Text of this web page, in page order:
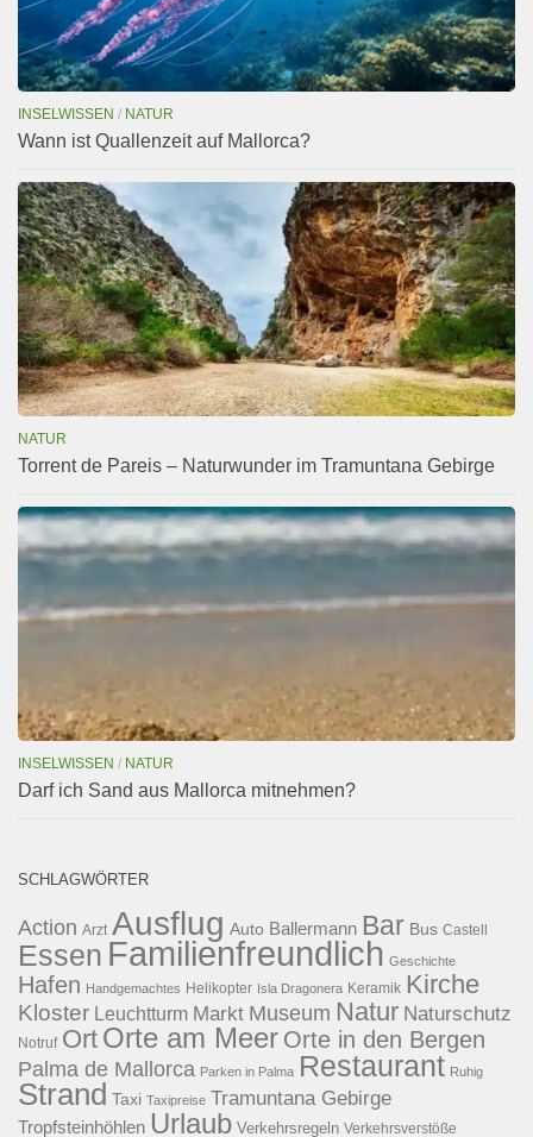
INSELWISSEN / NATUR
Wann ist Quallenzeit auf Mallorca?
NATUR
Torrent de Pareis – Naturwunder im Tramuntana Gebirge
INSELWISSEN / NATUR
Darf ich Sand aus Mallorca mitnehmen?
SCHLAGWÖRTER
Action Arzt Ausflug Auto Ballermann Bar Bus Castell
Essen Familienfreundlich Geschichte
Hafen Handgemachtes Helikopter Isla Dragonera Keramik Kirche
Kloster Leuchtturm Markt Museum Natur Naturschutz
Notruf Ort Orte am Meer Orte in den Bergen
Palma de Mallorca Parken in Palma Restaurant Ruhig
Strand Taxi Taxipreise Tramuntana Gebirge
Tropfsteinhöhlen Urlaub Verkehrsregeln Verkehrsverstöße